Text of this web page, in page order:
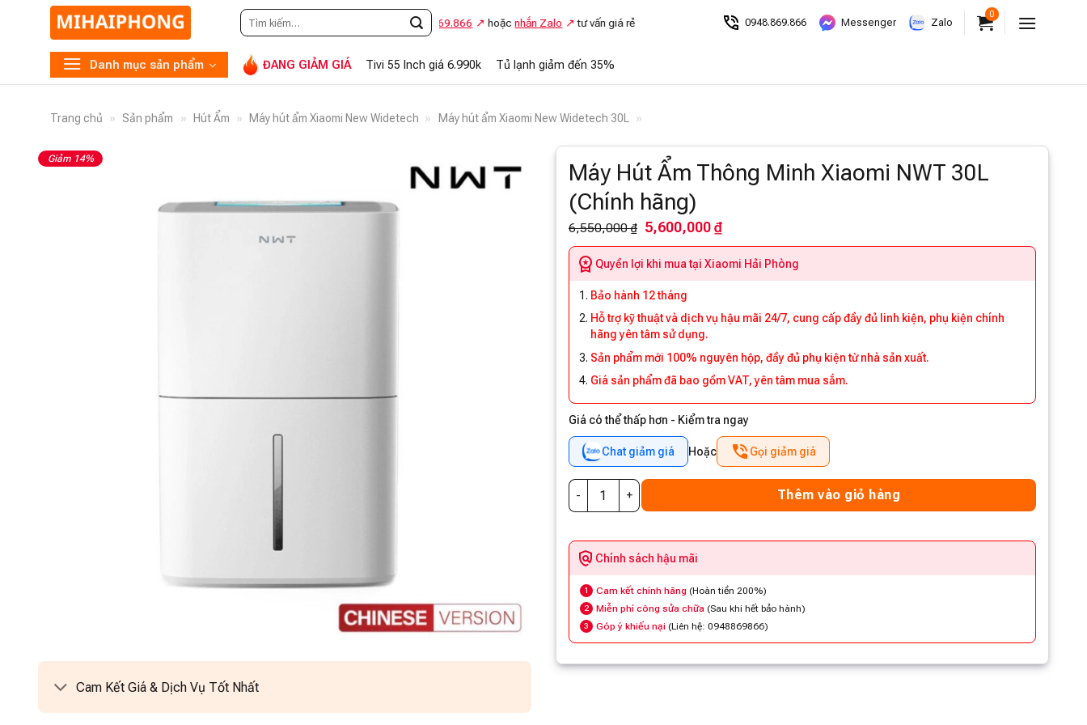
Tìm
kiếm:
0948.869.866 hoặcnhắn Zalo tư vấn giá rẻ 0948.869.866 Messenger Zalo
0
Danh mục sản phẩm ĐANG GIẢM GIÁ Tivi 55 Inch giá 6.990k Tủ lạnh giảm đến 35%
Trang chủ » Sản phẩm » Hút Ẩm » Máy hút ẩm Xiaomi New Widetech » Máy hút ẩm Xiaomi New Widetech 30L »
Giảm 14%
Cam Kết Giá & Dịch Vụ Tốt Nhất
Máy Hút Ẩm Thông Minh Xiaomi NWT 30L
(Chính hãng)
6,550,000 ₫ 5,600,000 ₫
Quyền lợi khi mua tại Xiaomi Hải Phòng
Bảo hành 12 tháng
Hỗ trợ kỹ thuật và dịch vụ hậu mãi 24/7, cung cấp đầy đủ linh kiện, phụ kiện chính
hãng yên tâm sử dụng.
Sản phẩm mới 100% nguyên hộp, đầy đủ phụ kiện từ nhà sản xuất.
Giá sản phẩm đã bao gồm VAT, yên tâm mua sắm.
Giá có thể thấp hơn - Kiểm tra ngay
Chat giảm giá Hoặc Gọi giảm giá
Thêm vào giỏ hàng
Chính sách hậu mãi
1 Cam kết chính hãng (Hoàn tiền 200%)
2 Miễn phí công sửa chữa (Sau khi hết bảo hành)
3 Góp ý khiếu nại (Liên hệ: 0948869866)